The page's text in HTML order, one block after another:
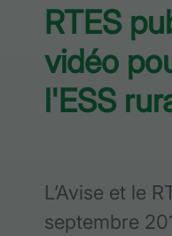
RTES
vidéo
l'ESS
L’Avise et le
septembre